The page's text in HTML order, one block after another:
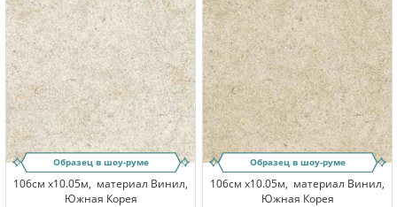
Образец в шоу-руме
106см x10.05м, материал Винил,
Южная Корея
Образец в шоу-руме
106см x10.05м, материал Винил,
Южная Корея